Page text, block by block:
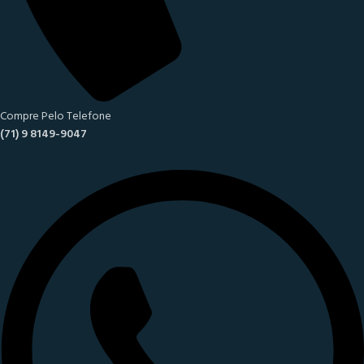
Compre Pelo Telefone
(71) 9 8149-9047